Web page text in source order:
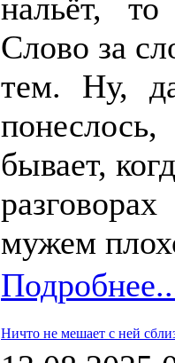
нальёт,
Слово за
тем. Ну,
бывает,
мужем
Ничто не мешает с ней